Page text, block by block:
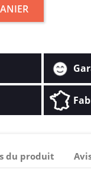
du produit